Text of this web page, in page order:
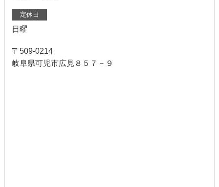
定休日
日曜
〒509-0214
岐阜県可児市広見８５７－９